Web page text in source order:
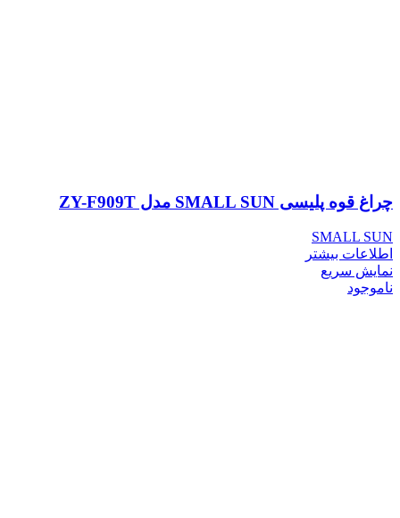
چراغ قوه پلیسی SMALL SUN مدل ZY-F909T
SMALL SUN
اطلاعات بیشتر
نمایش سریع
ناموجود